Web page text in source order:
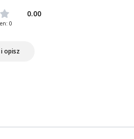
0.00
0
opisz